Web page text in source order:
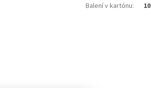
Balení v kartónu: 10